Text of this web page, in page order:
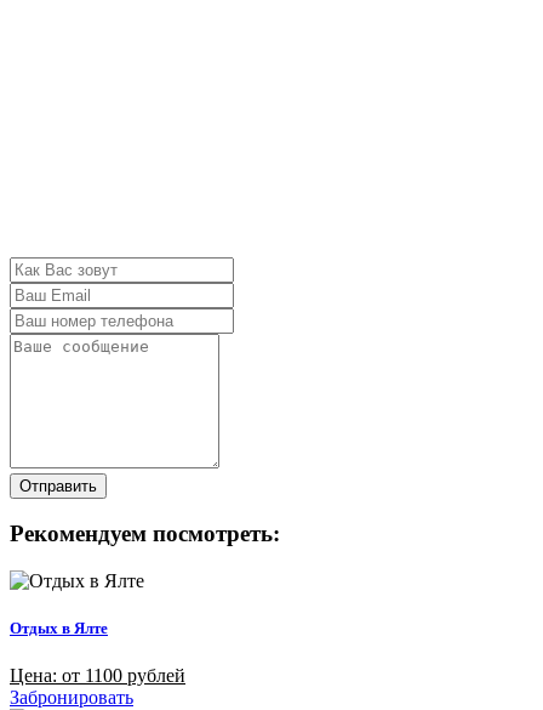
Отправить
Рекомендуем посмотреть:
Отдых в Ялте
Цена: от 1100 рублей
Забронировать